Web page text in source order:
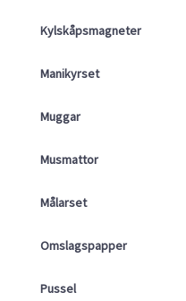
Kylskåpsmagneter
Manikyrset
Muggar
Musmattor
Målarset
Omslagspapper
Pussel